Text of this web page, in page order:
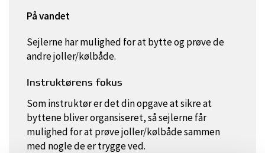
På vandet
Sejlerne har mulighed for at bytte og prøve de
andre joller/kølbåde.
Instruktørens fokus
Som instruktør er det din opgave at sikre at
byttene bliver organsiseret, så sejlerne får
mulighed for at prøve joller/kølbåde sammen
med nogle de er trygge ved.